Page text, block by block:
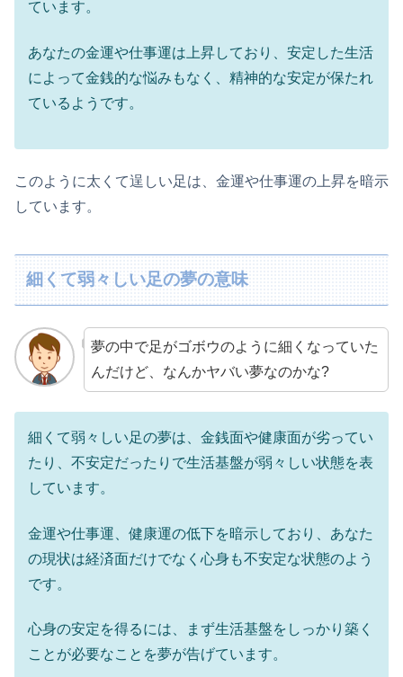
ています。
あなたの金運や仕事運は上昇しており、安定した生活
によって金銭的な悩みもなく、精神的な安定が保たれ
ているようです。
このように太くて逞しい足は、金運や仕事運の上昇を暗示
しています。
細くて弱々しい足の夢の意味
夢の中で足がゴボウのように細くなっていた
んだけど、なんかヤバい夢なのかな?
細くて弱々しい足の夢は、金銭面や健康面が劣ってい
たり、不安定だったりで生活基盤が弱々しい状態を表
しています。
金運や仕事運、健康運の低下を暗示しており、あなた
の現状は経済面だけでなく心身も不安定な状態のよう
です。
心身の安定を得るには、まず生活基盤をしっかり築く
ことが必要なことを夢が告げています。